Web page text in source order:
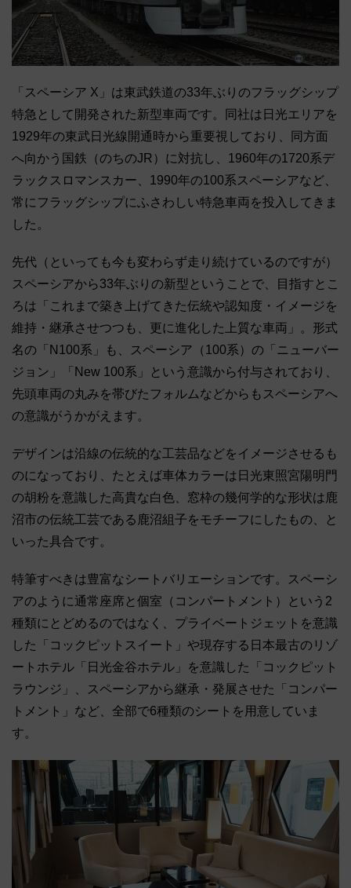
「スペーシア X」は東武鉄道の33年ぶりのフラッグシップ
特急として開発された新型車両です。同社は日光エリアを
1929年の東武日光線開通時から重要視しており、同方面
へ向かう国鉄（のちのJR）に対抗し、1960年の1720系デ
ラックスロマンスカー、1990年の100系スペーシアなど、
常にフラッグシップにふさわしい特急車両を投入してきま
した。
先代（といっても今も変わらず走り続けているのですが）
スペーシアから33年ぶりの新型ということで、目指すとこ
ろは「これまで築き上げてきた伝統や認知度・イメージを
維持・継承させつつも、更に進化した上質な車両」。形式
名の「N100系」も、スペーシア（100系）の「ニューバー
ジョン」「New 100系」という意識から付与されており、
先頭車両の丸みを帯びたフォルムなどからもスペーシアへ
の意識がうかがえます。
デザインは沿線の伝統的な工芸品などをイメージさせるも
のになっており、たとえば車体カラーは日光東照宮陽明門
の胡粉を意識した高貴な白色、窓枠の幾何学的な形状は鹿
沼市の伝統工芸である鹿沼組子をモチーフにしたもの、と
いった具合です。
特筆すべきは豊富なシートバリエーションです。スペーシ
アのように通常座席と個室（コンパートメント）という2
種類にとどめるのではなく、プライベートジェットを意識
した「コックピットスイート」や現存する日本最古のリゾ
ートホテル「日光金谷ホテル」を意識した「コックピット
ラウンジ」、スペーシアから継承・発展させた「コンパー
トメント」など、全部で6種類のシートを用意していま
す。